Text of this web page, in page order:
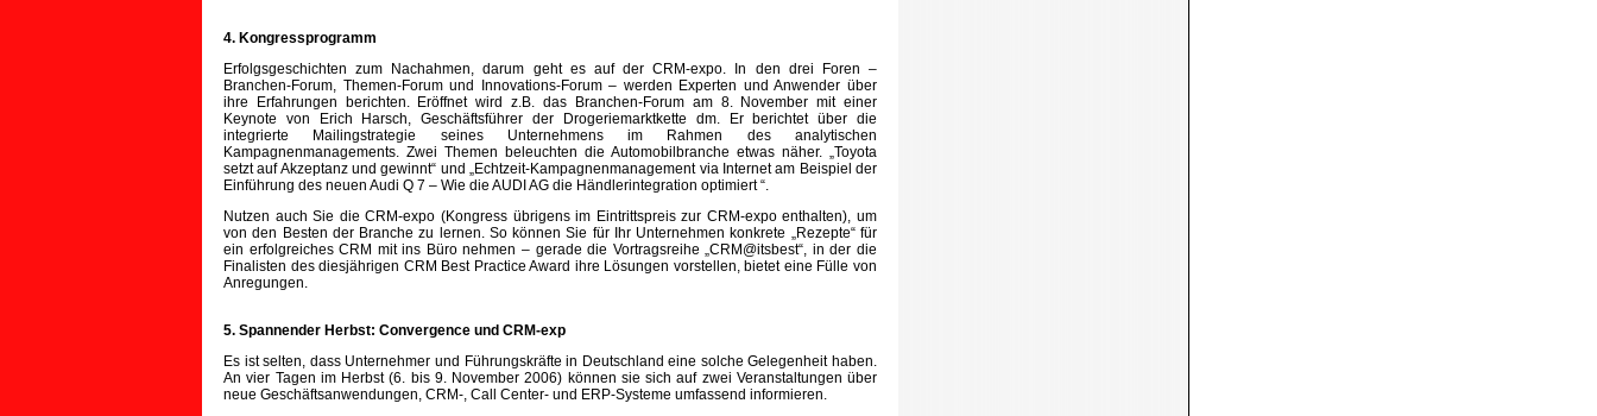
4. Kongressprogramm
Erfolgsgeschichten zum Nachahmen, darum geht es auf der CRM-expo. In den drei Foren –
Branchen-Forum, Themen-Forum und Innovations-Forum – werden Experten und Anwender über
ihre Erfahrungen berichten. Eröffnet wird z.B. das Branchen-Forum am 8. November mit einer
Keynote von Erich Harsch, Geschäftsführer der Drogeriemarktkette dm. Er berichtet über die
integrierte Mailingstrategie seines Unternehmens im Rahmen des analytischen
Kampagnenmanagements. Zwei Themen beleuchten die Automobilbranche etwas näher. „Toyota
setzt auf Akzeptanz und gewinnt“ und „Echtzeit-Kampagnenmanagement via Internet am Beispiel der
Einführung des neuen Audi Q 7 – Wie die AUDI AG die Händlerintegration optimiert “.
Nutzen auch Sie die CRM-expo (Kongress übrigens im Eintrittspreis zur CRM-expo enthalten), um
von den Besten der Branche zu lernen. So können Sie für Ihr Unternehmen konkrete „Rezepte“ für
ein erfolgreiches CRM mit ins Büro nehmen – gerade die Vortragsreihe „CRM@itsbest“, in der die
Finalisten des diesjährigen CRM Best Practice Award ihre Lösungen vorstellen, bietet eine Fülle von
Anregungen.
5. Spannender Herbst: Convergence und CRM-exp
Es ist selten, dass Unternehmer und Führungskräfte in Deutschland eine solche Gelegenheit haben.
An vier Tagen im Herbst (6. bis 9. November 2006) können sie sich auf zwei Veranstaltungen über
neue Geschäftsanwendungen, CRM-, Call Center- und ERP-Systeme umfassend informieren.